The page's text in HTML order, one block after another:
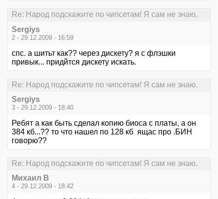
Re: Народ подскажите по чипсетам! Я сам не знаю.
Sergiys
2 - 29.12.2009 - 16:59
спс. а шитьт как?? через дискету? я с флэшки
привык... придйтся дискету искать.
Re: Народ подскажите по чипсетам! Я сам не знаю.
Sergiys
3 - 29.12.2009 - 18:40
Ребят а как быть сделал копию биоса с платы, а он
384 кб...?? то что нашел по 128 кб ящас про .БИН
говорю??
Re: Народ подскажите по чипсетам! Я сам не знаю.
Михаил В
4 - 29.12.2009 - 18:42